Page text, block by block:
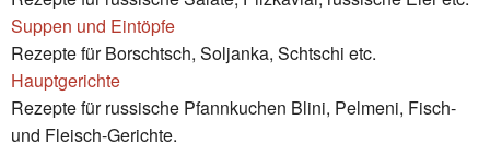
Suppen und Eintöpfe
Rezepte für Borschtsch, Soljanka, Schtschi etc.
Hauptgerichte
Rezepte für russische Pfannkuchen Blini, Pelmeni, Fisch-
und Fleisch-Gerichte.